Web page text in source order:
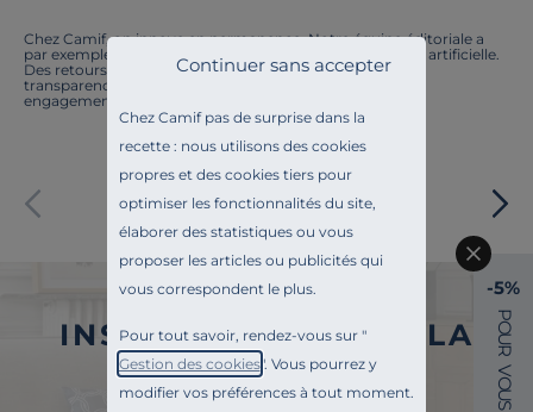
Chez Camif pas de surprise dans la
recette : nous utilisons des cookies
propres et des cookies tiers pour
optimiser les fonctionnalités du site,
élaborer des statistiques ou vous
proposer les articles ou publicités qui
vous correspondent le plus.
Pour tout savoir, rendez-vous sur "
Gestion des cookies". Vous pourrez y
modifier vos préférences à tout moment.
Continuer sans accepter
Chez Camif, on innove en permanence. Notre équipe éditoriale a
par exemple généré cette page à l'aide d'une intelligence artificielle.
Des retours ? Nous sommes à l'écoute. Tout comme la
transparence, l'amélioration continue fait partie de nos
engagements.
Paiement sécurisé
INSCRIVEZ-VOUS À LA
NEWSLETTER
-5%
P
O
U
R
V
O
U
S